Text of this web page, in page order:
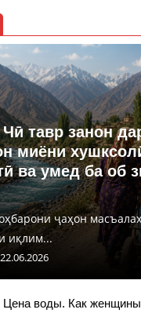
тавр занон
миёни
ва умед ба об
ҷаҳон
иқлим...
22.06.2026
Цена воды. Как